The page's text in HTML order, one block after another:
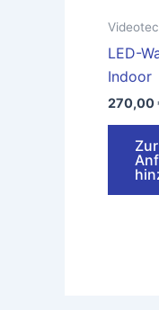
LED-
Indoor
270,00
Zur